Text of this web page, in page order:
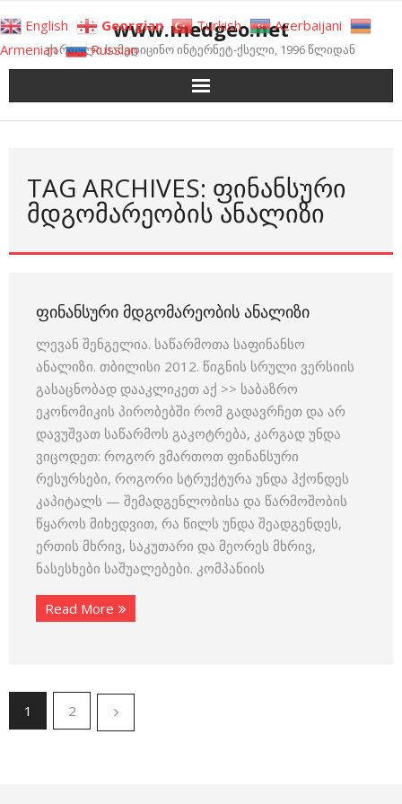
to
content
www.medgeo.net
ქართული სამედიცინო ინტერნეტ-ქსელი, 1996 წლიდან
TAG ARCHIVES: ᲤᲘᲜᲐᲜᲡᲣᲠᲘ
ᲛᲓᲒᲝᲛᲐᲠᲔᲝᲑᲘᲡ ᲐᲜᲐᲚᲘᲖᲘ
ᲤᲘᲜᲐᲜᲡᲣᲠᲘ ᲛᲓᲒᲝᲛᲐᲠᲔᲝᲑᲘᲡ ᲐᲜᲐᲚᲘᲖᲘ
ლევან შენგელია. საწარმოთა საფინანსო
ანალიზი. თბილისი 2012. წიგნის სრული ვერსიის
გასაცნობად დააკლიკეთ აქ >> საბაზრო
ეკონომიკის პირობებში რომ გადავრჩეთ და არ
დავუშვათ საწარმოს გაკოტრება, კარგად უნდა
ვიცოდეთ: როგორ ვმართოთ ფინანსური
რესურსები, როგორი სტრუქტურა უნდა ჰქონდეს
კაპიტალს — შემადგენლობისა და წარმოშობის
წყაროს მიხედვით, რა წილს უნდა შეადგენდეს,
ერთის მხრივ, საკუთარი და მეორეს მხრივ,
ნასესხები საშუალებები. კომპანიის
Read More
1 2
English Georgian Turkish
Azerbaijani
Armenian
Russian